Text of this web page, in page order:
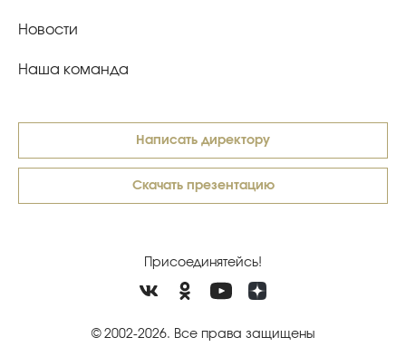
Новости
Наша команда
Написать директору
Скачать презентацию
Присоединятейсь!
© 2002-2026. Все права защищены